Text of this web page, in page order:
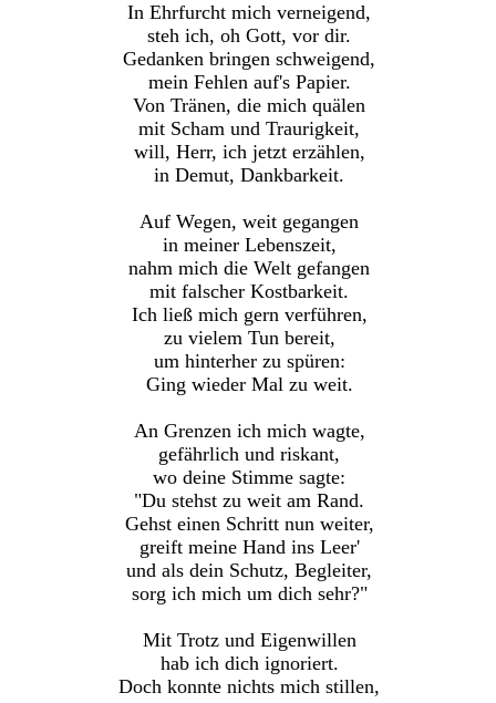
In Ehrfurcht mich verneigend,
steh ich, oh Gott, vor dir.
Gedanken bringen schweigend,
mein Fehlen auf's Papier.
Von Tränen, die mich quälen
mit Scham und Traurigkeit,
will, Herr, ich jetzt erzählen,
in Demut, Dankbarkeit.
Auf Wegen, weit gegangen
in meiner Lebenszeit,
nahm mich die Welt gefangen
mit falscher Kostbarkeit.
Ich ließ mich gern verführen,
zu vielem Tun bereit,
um hinterher zu spüren:
Ging wieder Mal zu weit.
An Grenzen ich mich wagte,
gefährlich und riskant,
wo deine Stimme sagte:
"Du stehst zu weit am Rand.
Gehst einen Schritt nun weiter,
greift meine Hand ins Leer'
und als dein Schutz, Begleiter,
sorg ich mich um dich sehr?"
Mit Trotz und Eigenwillen
hab ich dich ignoriert.
Doch konnte nichts mich stillen,